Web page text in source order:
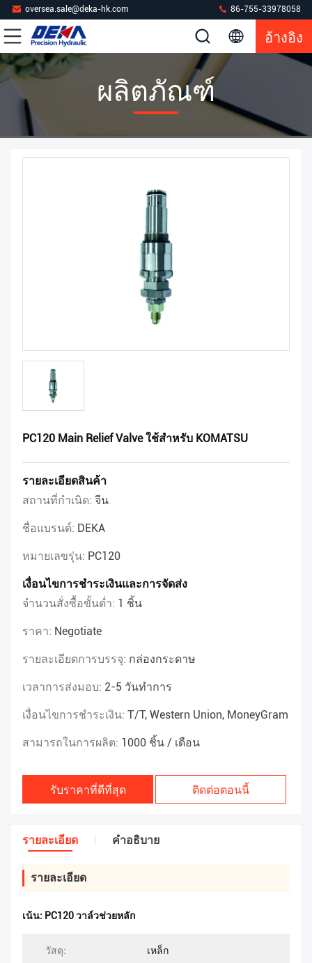
oversea.sale@deka-hk.com 86-755-33978058
อ้างอิง
ผลิตภัณฑ์
PC120 Main Relief Valve ใช้สำหรับ KOMATSU
รายละเอียดสินค้า
สถานที่กำเนิด: จีน
ชื่อแบรนด์: DEKA
หมายเลขรุ่น: PC120
เงื่อนไขการชำระเงินและการจัดส่ง
จำนวนสั่งซื้อขั้นต่ำ: 1 ชิ้น
ราคา: Negotiate
รายละเอียดการบรรจุ: กล่องกระดาษ
เวลาการส่งมอบ: 2-5 วันทำการ
เงื่อนไขการชำระเงิน: T/T, Western Union, MoneyGram
สามารถในการผลิต: 1000 ชิ้น / เดือน
รับราคาที่ดีที่สุด ติดต่อตอนนี้
รายละเอียด คําอธิบาย
รายละเอียด
เน้น: PC120 วาล์วช่วยหลัก
วัสดุ: เหล็ก